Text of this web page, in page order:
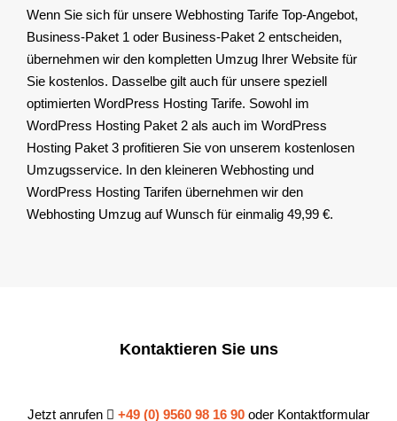
Wenn Sie sich für unsere Webhosting Tarife Top-Angebot,
Business-Paket 1 oder Business-Paket 2 entscheiden,
übernehmen wir den kompletten Umzug Ihrer Website für
Sie kostenlos. Dasselbe gilt auch für unsere speziell
optimierten WordPress Hosting Tarife. Sowohl im
WordPress Hosting Paket 2 als auch im WordPress
Hosting Paket 3 profitieren Sie von unserem kostenlosen
Umzugsservice. In den kleineren Webhosting und
WordPress Hosting Tarifen übernehmen wir den
Webhosting Umzug auf Wunsch für einmalig 49,99 €.
Kontaktieren Sie uns
Jetzt anrufen +49 (0) 9560 98 16 90 oder Kontaktformular